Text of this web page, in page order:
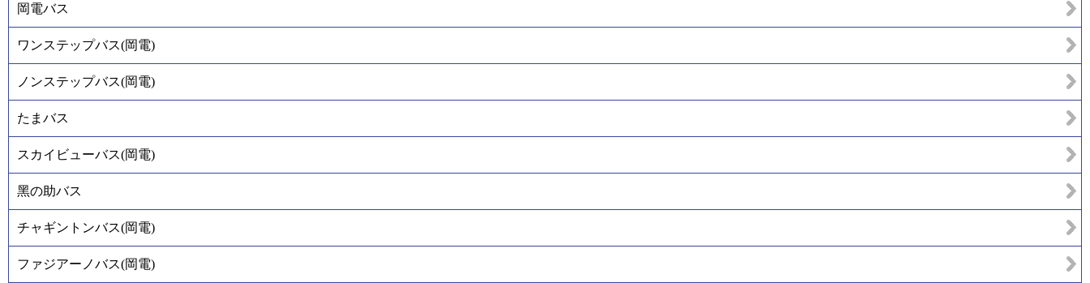
岡電バス
ワンステップバス(岡電)
ノンステップバス(岡電)
たまバス
スカイビューバス(岡電)
黑の助バス
チャギントンバス(岡電)
ファジアーノバス(岡電)